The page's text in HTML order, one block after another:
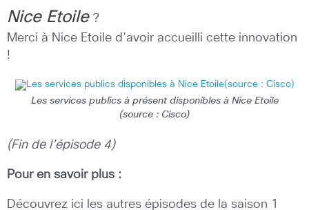
Nice Etoile?
Merci à Nice Etoile d’avoir accueilli cette innovation
!
Les services publics à présent disponibles à Nice Etoile
(source : Cisco)
(Fin de l’épisode 4)
Pour en savoir plus :
Découvrez ici les autres épisodes de la saison 1